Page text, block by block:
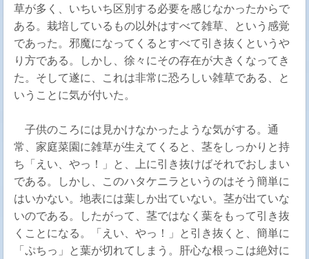
草が多く、いちいち区別する必要を感じなかったからで
ある。栽培しているもの以外はすべて雑草、という感覚
であった。邪魔になってくるとすべて引き抜くというや
り方である。しかし、徐々にその存在が大きくなってき
た。そして遂に、これは非常に恐ろしい雑草である、と
いうことに気が付いた。
子供のころには見かけなかったような気がする。通
常、家庭菜園に雑草が生えてくると、茎をしっかりと持
ち「えい、やっ！」と、上に引き抜けばそれでおしまい
である。しかし、このハタケニラというのはそう簡単に
はいかない。地表には葉しか出ていない。茎が出ていな
いのである。したがって、茎ではなく葉をもって引き抜
くことになる。「えい、やっ！」と引き抜くと、簡単に
「ぷちっ」と葉が切れてしまう。肝心な根っこは絶対に